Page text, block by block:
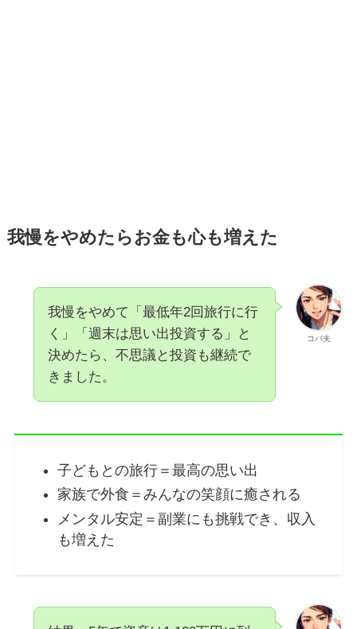
我慢をやめたらお金も心も増えた
コバ夫
我慢をやめて「最低年2回旅行に行
く」「週末は思い出投資する」と
決めたら、不思議と投資も継続で
きました。
子どもとの旅行＝最高の思い出
家族で外食＝みんなの笑顔に癒される
メンタル安定＝副業にも挑戦でき、収入
も増えた